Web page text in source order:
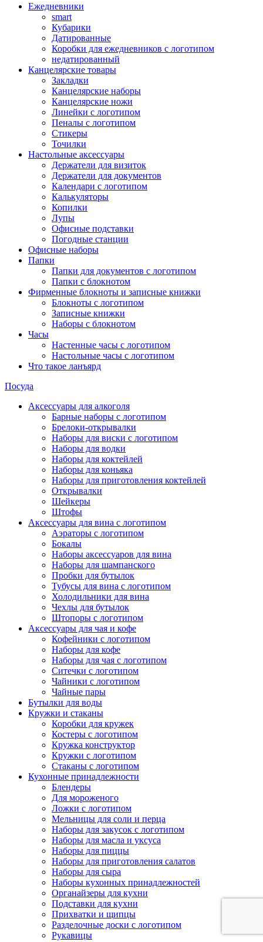
Ежедневники
smart
Кубарики
Датированные
Коробки для ежедневников с логотипом
недатированный
Канцелярские товары
Закладки
Канцелярские наборы
Канцелярские ножи
Линейки с логотипом
Пеналы с логотипом
Стикеры
Точилки
Настольные аксессуары
Держатели для визиток
Держатели для документов
Календари с логотипом
Калькуляторы
Копилки
Лупы
Офисные подставки
Погодные станции
Офисные наборы
Папки
Папки для документов с логотипом
Папки с блокнотом
Фирменные блокноты и записные книжки
Блокноты с логотипом
Записные книжки
Наборы с блокнотом
Часы
Настенные часы с логотипом
Настольные часы с логотипом
Что такое ланъярд
Посуда
Аксессуары для алкоголя
Барные наборы с логотипом
Брелоки-открывалки
Наборы для виски с логотипом
Наборы для водки
Наборы для коктейлей
Наборы для коньяка
Наборы для приготовления коктейлей
Открывалки
Шейкеры
Штофы
Аксессуары для вина с логотипом
Аэраторы с логотипом
Бокалы
Наборы аксессуаров для вина
Наборы для шампанского
Пробки для бутылок
Тубусы для вина с логотипом
Холодильники для вина
Чехлы для бутылок
Штопоры с логотипом
Аксессуары для чая и кофе
Кофейники с логотипом
Наборы для кофе
Наборы для чая с логотипом
Ситечки с логотипом
Чайники с логотипом
Чайные пары
Бутылки для воды
Кружки и стаканы
Коробки для кружек
Костеры с логотипом
Кружка конструктор
Кружки с логотипом
Стаканы с логотипом
Кухонные принадлежности
Блендеры
Для мороженого
Ложки с логотипом
Мельницы для соли и перца
Наборы для закусок с логотипом
Наборы для масла и уксуса
Наборы для пиццы
Наборы для приготовления салатов
Наборы для сыра
Наборы кухонных принадлежностей
Органайзеры для кухни
Подставки для кухни
Прихватки и щипцы
Разделочные доски с логотипом
Рукавицы